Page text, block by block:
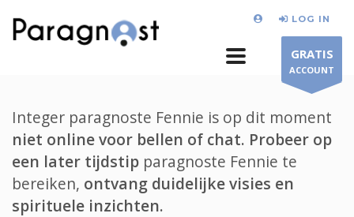
LOG IN
GRATIS
ACCOUNT
Integer paragnoste Fennie is op dit moment
niet online voor bellen of chat. Probeer op
een later tijdstip paragnoste Fennie te
bereiken, ontvang duidelijke visies en
spirituele inzichten.